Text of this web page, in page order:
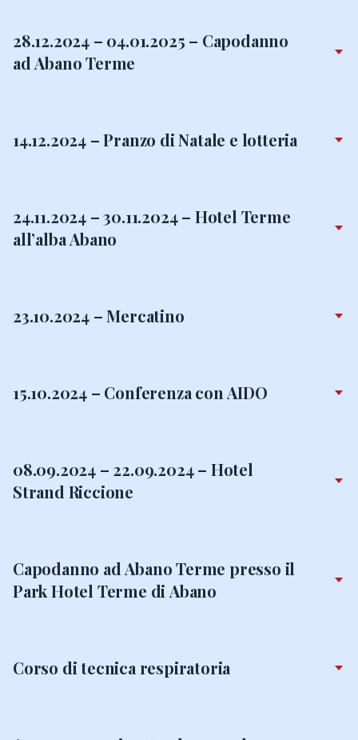
28.12.2024 – 04.01.2025 – Capodanno
ad Abano Terme
14.12.2024 – Pranzo di Natale e lotteria
24.11.2024 – 30.11.2024 – Hotel Terme
all’alba Abano
23.10.2024 – Mercatino
15.10.2024 – Conferenza con AIDO
08.09.2024 – 22.09.2024 – Hotel
Strand Riccione
Capodanno ad Abano Terme presso il
Park Hotel Terme di Abano
Corso di tecnica respiratoria